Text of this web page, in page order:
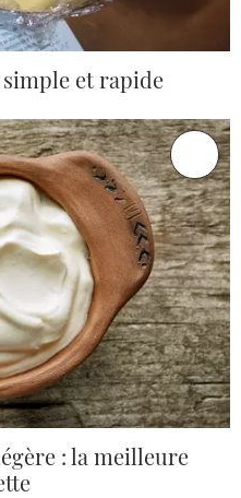
et rapide
: la meilleure